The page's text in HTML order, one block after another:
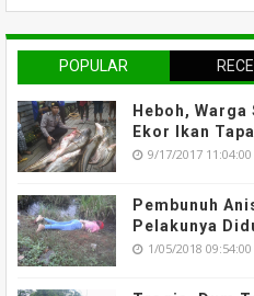
POPULAR
Heboh, Warga
Ekor Ikan
9/17/2017 11:04:00
Pembunuh
Pelakunya
1/05/2018